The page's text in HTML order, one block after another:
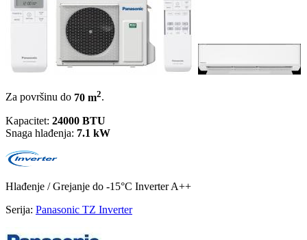
Za površinu do 70 m2.
Kapacitet: 24000 BTU
Snaga hlađenja: 7.1 kW
Hlađenje / Grejanje do -15°C Inverter A++
Serija: Panasonic TZ Inverter